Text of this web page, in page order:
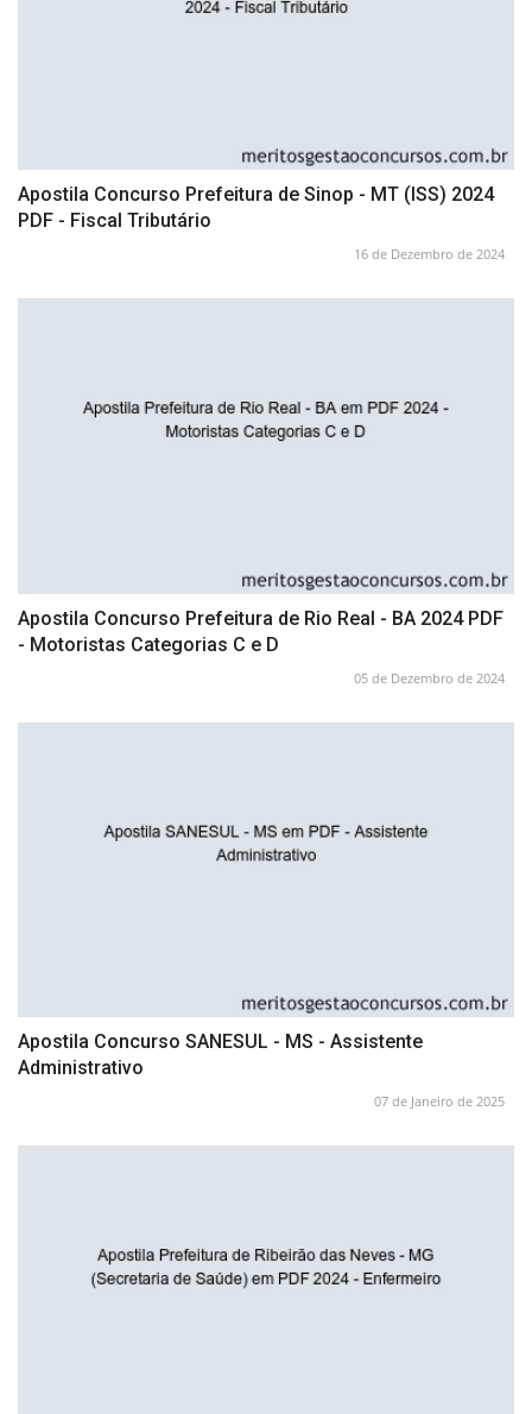
Apostila Concurso Prefeitura de Sinop - MT (ISS) 2024
PDF - Fiscal Tributário
16 de Dezembro de 2024
Apostila Concurso Prefeitura de Rio Real - BA 2024 PDF
- Motoristas Categorias C e D
05 de Dezembro de 2024
Apostila Concurso SANESUL - MS - Assistente
Administrativo
07 de Janeiro de 2025